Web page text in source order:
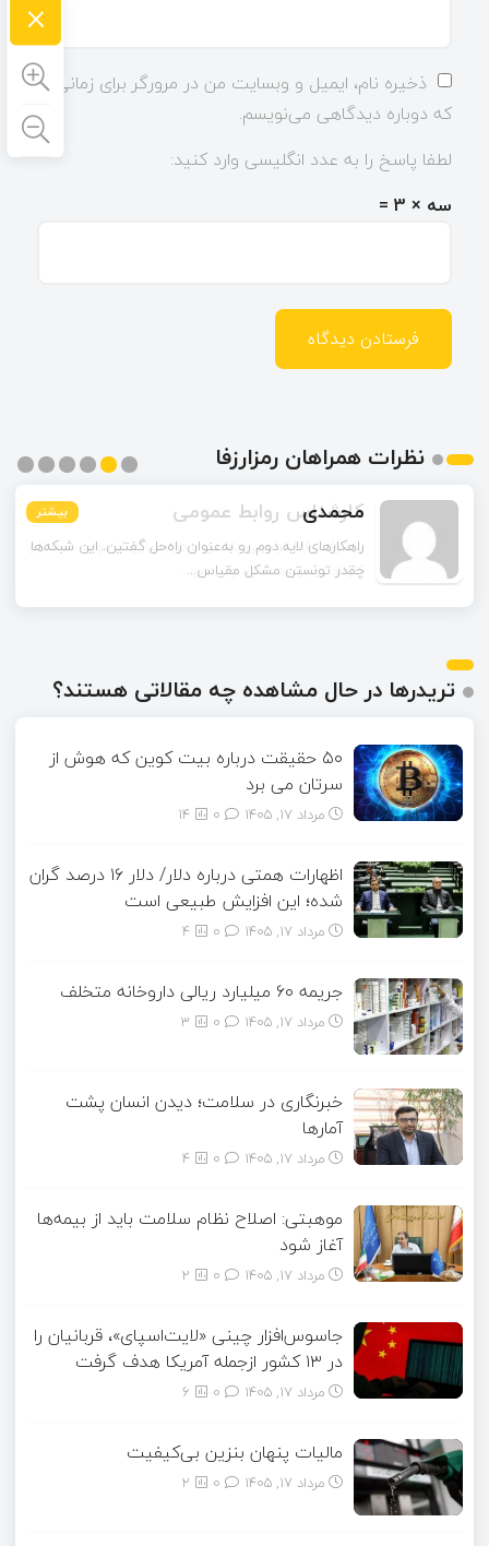
ذخیره نام، ایمیل و وبسایت من در مرورگر برای زمانی
که دوباره دیدگاهی می‌نویسم.
لطفا پاسخ را به عدد انگلیسی وارد کنید:
سه × 3 =
نظرات همراهان رمزارزفا
بیشتر محمدی بیشتر
راهکارهای لایه دوم رو به‌عنوان راه‌حل گفتین. این شبکه‌ها
چقدر تونستن مشکل مقیاس‌...
بیشتر
بیشتر
بیشتر
بیشتر
تریدرها در حال مشاهده چه مقالاتی هستند؟
۵۰ حقیقت درباره بیت کوین که هوش از
سرتان می برد
مرداد ۱۷, ۱۴۰۵ 14
اظهارات همتی درباره دلار/ دلار ۱۶ درصد گران
شده؛ این افزایش طبیعی است
مرداد ۱۷, ۱۴۰۵ 4
جریمه ۶۰ میلیارد ریالی داروخانه متخلف
مرداد ۱۷, ۱۴۰۵ 3
خبرنگاری در سلامت؛ دیدن انسان پشت
آمارها
مرداد ۱۷, ۱۴۰۵ 4
موهبتی: اصلاح نظام سلامت باید از بیمه‌ها
آغاز شود
مرداد ۱۷, ۱۴۰۵ 2
جاسوس‌افزار چینی «لایت‌اسپای»، قربانیان را
در ۱۳ کشور ازجمله آمریکا هدف گرفت
مرداد ۱۷, ۱۴۰۵ 6
مالیات پنهان بنزین بی‌کیفیت
مرداد ۱۷, ۱۴۰۵ 2
×